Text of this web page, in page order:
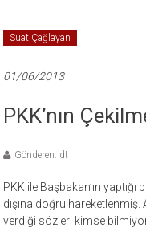
Suat Çağlayan
01/06/2013
PKK’nın
Gönderen: dt
PKK ile Başbakan’ın
dışına doğru hareketlenmiş.
verdiği sözleri kimse